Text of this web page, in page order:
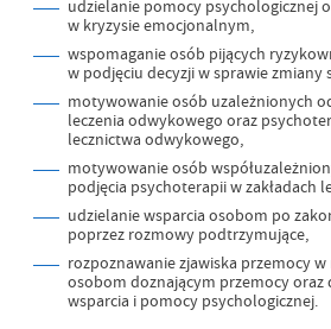
udzielanie pomocy psychologicznej
w kryzysie emocjonalnym,
wspomaganie osób pijących
w podjęciu decyzji w sprawie zmiany
motywowanie osób uzależnionych
leczenia odwykowego oraz
lecznictwa odwykowego,
motywowanie osób
podjęcia psychoterapii w zakładach
udzielanie wsparcia osobom po
poprzez rozmowy podtrzymujące,
rozpoznawanie zjawiska przemocy
osobom doznającym przemocy
wsparcia i pomocy psychologicznej.